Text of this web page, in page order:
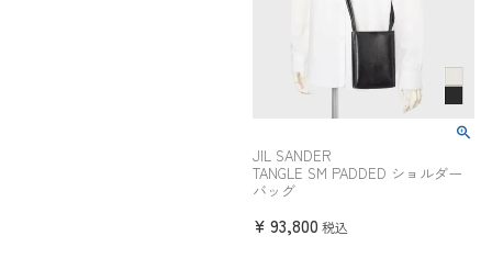
JIL SANDER
TANGLE SM PADDED ショルダー
バッグ
¥ 93,800 税込